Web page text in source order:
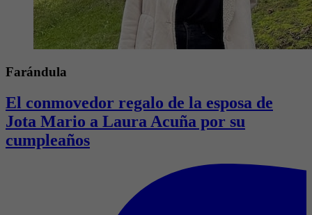
Farándula
El conmovedor regalo de la esposa de
Jota Mario a Laura Acuña por su
cumpleaños